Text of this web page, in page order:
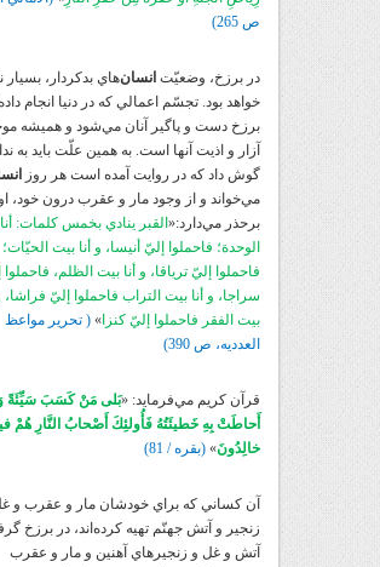
ص 265)
در برزخ، وضعيّت انسان‌هاي بدکردار، بسيار
خواهد بود. تجسّم اعمالي که در دنيا انجام
برزخ دست و پاگير آنان مي‌شود و هميشه
آزار و اذيت آنها است. به همين علّت بايد به
گوش داد که در روايت آمده است هر روز
مي‌خواند و از وجود مار و عقرب درون خود، او
برحذر مي‌دارد:« القبر ينادي بخمس كلمات:
الوحدة؛ فاحملوا إليّ أنيسا، و أنا بيت الحيّات؛
فاحملوا إليّ ترياقا، و أنا بيت الظلم، فاحملوا
سراجا، و أنا بيت التراب فاحملوا إليّ فراشا،
بيت الفقر فاحملوا إليّ كنزا»( تحرير مواعظ
العدديه، ص 390)
قرآن کريم مي‌فرمايد: «بَلى‏ مَنْ كَسَبَ سَيِّئَةً
أَحاطَتْ بِهِ خَطيئَتُهُ فَأُولئِكَ أَصْحابُ النَّارِ هُمْ
خالِدُونَ» (بقره / 81)
آن کساني که براي خودشان مار و عقرب و
زنجير و آتش جهنّم تهيه کرده‌اند، در برزخ
آتش و غل و زنجيرهاي آهنين و مار و عقرب